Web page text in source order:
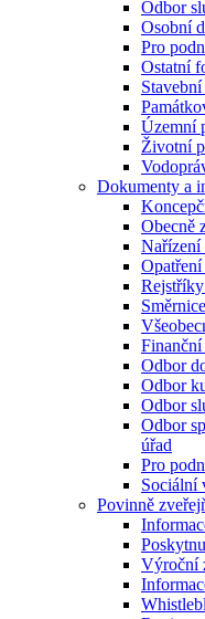
Odbor
Osobní
Pro
Ostatní
Územní
Životní
Dokumenty a
Obecně
Nařízení
Směrnice
Odbor
Odbor
Odbor
Odbor
úřad
Pro
Sociální
Povinně
Výroční